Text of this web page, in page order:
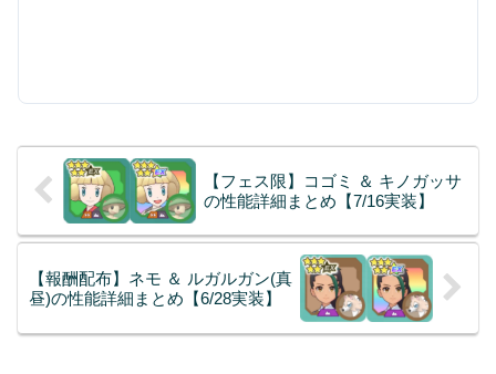
【フェス限】コゴミ ＆ キノガッサ
の性能詳細まとめ【7/16実装】
【報酬配布】ネモ ＆ ルガルガン(真
昼)の性能詳細まとめ【6/28実装】